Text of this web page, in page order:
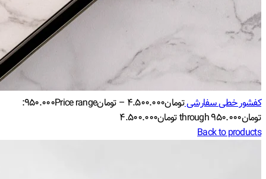
کفشور خطی سفارشیتومان۴.۵۰۰.۰۰۰ – تومان ۹۵۰.۰۰۰Price range:
تومان۹۵۰.۰۰۰ through تومان۴.۵۰۰.۰۰۰
Back to products